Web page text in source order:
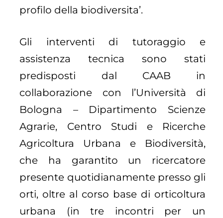
profilo della biodiversita’.
Gli interventi di tutoraggio e
assistenza tecnica sono stati
predisposti dal CAAB in
collaborazione con l’Università di
Bologna – Dipartimento Scienze
Agrarie, Centro Studi e Ricerche
Agricoltura Urbana e Biodiversità,
che ha garantito un ricercatore
presente quotidianamente presso gli
orti, oltre al corso base di orticoltura
urbana (in tre incontri per un